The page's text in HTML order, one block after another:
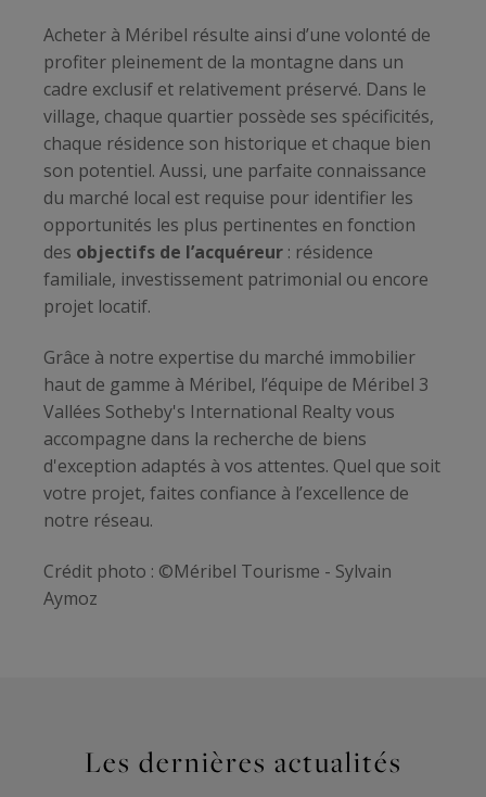
Acheter à Méribel résulte ainsi d’une volonté de
profiter pleinement de la montagne dans un
cadre exclusif et relativement préservé. Dans le
village, chaque quartier possède ses spécificités,
chaque résidence son historique et chaque bien
son potentiel. Aussi, une parfaite connaissance
du marché local est requise pour identifier les
opportunités les plus pertinentes en fonction
des objectifs de l’acquéreur : résidence
familiale, investissement patrimonial ou encore
projet locatif.
Grâce à notre expertise du marché immobilier
haut de gamme à Méribel, l’équipe de Méribel 3
Vallées Sotheby's International Realty vous
accompagne dans la recherche de biens
d'exception adaptés à vos attentes. Quel que soit
votre projet, faites confiance à l’excellence de
notre réseau.
Crédit photo : ©Méribel Tourisme - Sylvain
Aymoz
Les dernières actualités